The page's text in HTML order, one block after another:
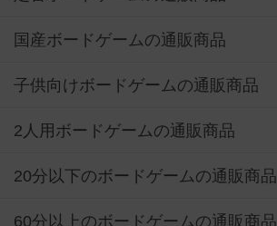
国産ボードゲームの通販商品
子供向けボードゲームの通販商品
2人用ボードゲームの通販商品
20分以下のボードゲームの通販商品
60分以上のボードゲームの通販商品